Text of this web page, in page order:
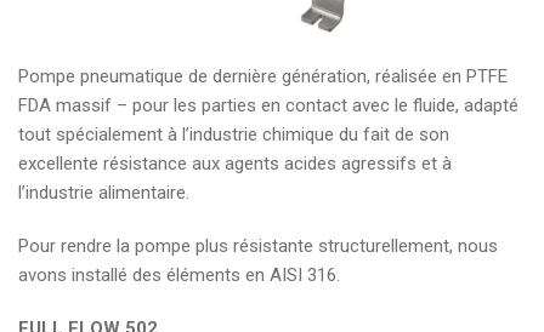
Pompe pneumatique de dernière génération, réalisée en PTFE
FDA massif – pour les parties en contact avec le fluide, adapté
tout spécialement à l’industrie chimique du fait de son
excellente résistance aux agents acides agressifs et à
l’industrie alimentaire.
Pour rendre la pompe plus résistante structurellement, nous
avons installé des éléments en AISI 316.